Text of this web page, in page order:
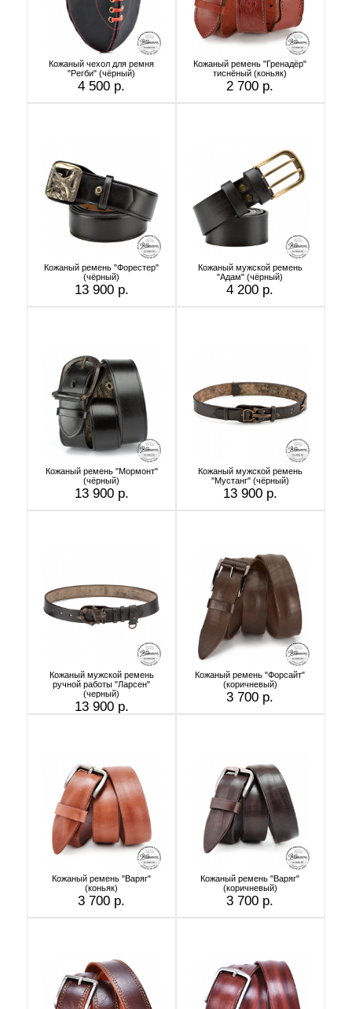
Кожаный чехол для ремня
"Регби" (чёрный)
4 500 р.
Кожаный ремень "Гренадёр"
тиснёный (коньяк)
2 700 р.
Кожаный ремень "Форестер"
(чёрный)
13 900 р.
Кожаный мужской ремень
"Адам" (чёрный)
4 200 р.
Кожаный ремень "Мормонт"
(чёрный)
13 900 р.
Кожаный мужской ремень
"Мустанг" (чёрный)
13 900 р.
Кожаный мужской ремень
ручной работы "Ларсен"
(черный)
13 900 р.
Кожаный ремень "Форсайт"
(коричневый)
3 700 р.
Кожаный ремень "Варяг"
(коньяк)
3 700 р.
Кожаный ремень "Варяг"
(коричневый)
3 700 р.